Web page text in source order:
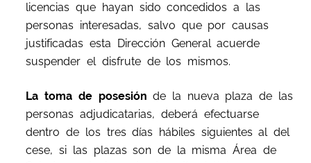
licencias que hayan sido concedidos a las
personas interesadas, salvo que por causas
justificadas esta Dirección General acuerde
suspender el disfrute de los mismos.
La toma de posesión de la nueva plaza de las
personas adjudicatarias, deberá efectuarse
dentro de los tres días hábiles siguientes al del
cese, si las plazas son de la misma Área de